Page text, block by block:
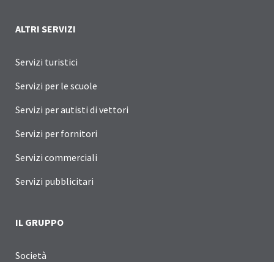
ALTRI SERVIZI
Servizi turistici
Servizi per le scuole
Servizi per autisti di vettori
Servizi per fornitori
Servizi commerciali
Servizi pubblicitari
IL GRUPPO
Società